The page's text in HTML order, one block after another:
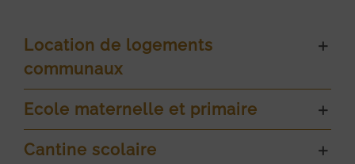
Location de logements
communaux
Ecole maternelle et primaire
Cantine scolaire